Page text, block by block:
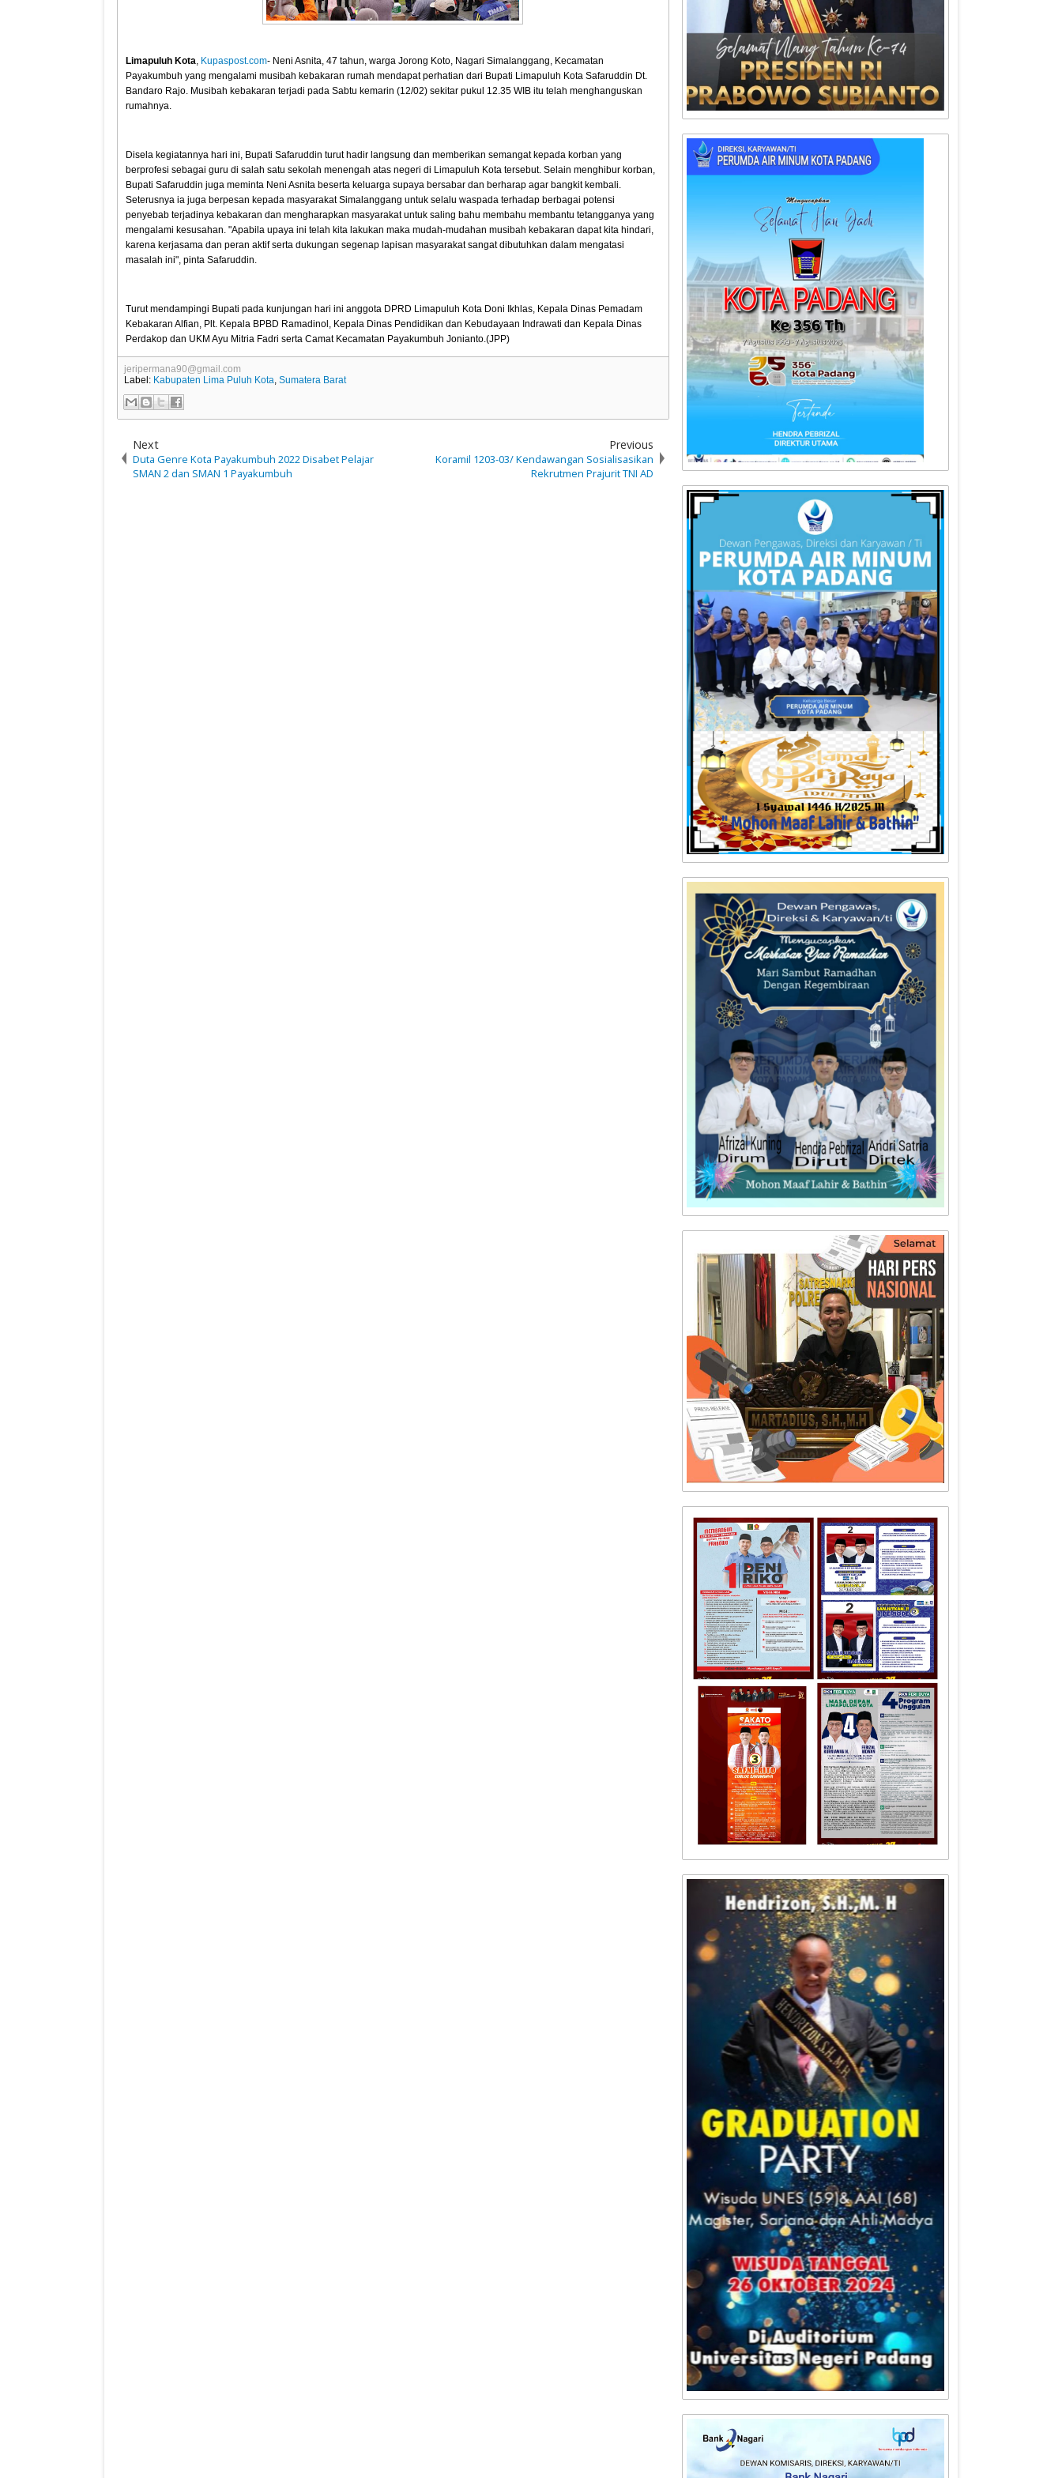
Limapuluh Kota, Kupaspost.com- Neni Asnita, 47 tahun, warga Jorong Koto, Nagari Simalanggang, Kecamatan
Payakumbuh yang mengalami musibah kebakaran rumah mendapat perhatian dari Bupati Limapuluh Kota Safaruddin Dt.
Bandaro Rajo. Musibah kebakaran terjadi pada Sabtu kemarin (12/02) sekitar pukul 12.35 WIB itu telah menghanguskan
rumahnya.
Disela kegiatannya hari ini, Bupati Safaruddin turut hadir langsung dan memberikan semangat kepada korban yang
berprofesi sebagai guru di salah satu sekolah menengah atas negeri di Limapuluh Kota tersebut. Selain menghibur korban,
Bupati Safaruddin juga meminta Neni Asnita beserta keluarga supaya bersabar dan berharap agar bangkit kembali.
Seterusnya ia juga berpesan kepada masyarakat Simalanggang untuk selalu waspada terhadap berbagai potensi
penyebab terjadinya kebakaran dan mengharapkan masyarakat untuk saling bahu membahu membantu tetangganya yang
mengalami kesusahan. "Apabila upaya ini telah kita lakukan maka mudah-mudahan musibah kebakaran dapat kita hindari,
karena kerjasama dan peran aktif serta dukungan segenap lapisan masyarakat sangat dibutuhkan dalam mengatasi
masalah ini", pinta Safaruddin.
Turut mendampingi Bupati pada kunjungan hari ini anggota DPRD Limapuluh Kota Doni Ikhlas, Kepala Dinas Pemadam
Kebakaran Alfian, Plt. Kepala BPBD Ramadinol, Kepala Dinas Pendidikan dan Kebudayaan Indrawati dan Kepala Dinas
Perdakop dan UKM Ayu Mitria Fadri serta Camat Kecamatan Payakumbuh Jonianto.(JPP)
jeripermana90@gmail.com
Label: Kabupaten Lima Puluh Kota,Sumatera Barat
Next
Duta Genre Kota Payakumbuh 2022 Disabet Pelajar
SMAN 2 dan SMAN 1 Payakumbuh
Previous
Koramil 1203-03/ Kendawangan Sosialisasikan
Rekrutmen Prajurit TNI AD